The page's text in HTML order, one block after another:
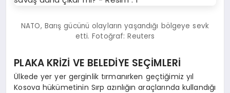
NATO, Barış gücünü olayların yaşandığı bölgeye sevk
etti. Fotoğraf: Reuters
PLAKA KRİZİ VE BELEDİYE SEÇİMLERİ
Ülkede yer yer gerginlik tırmanırken geçtiğimiz yıl
Kosova hükümetinin Sırp azınlığın araçlarında kullandığı